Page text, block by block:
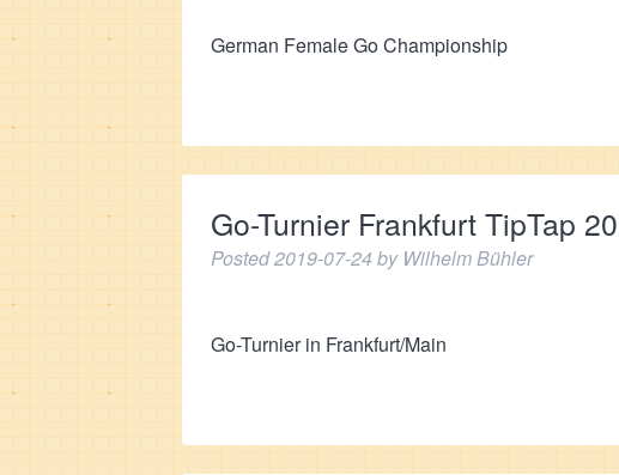
German Female Go Championship
Go-Turnier Frankfurt TipTap
Posted2019-07-24by Wilhelm Bühler
Go-Turnier in Frankfurt/Main